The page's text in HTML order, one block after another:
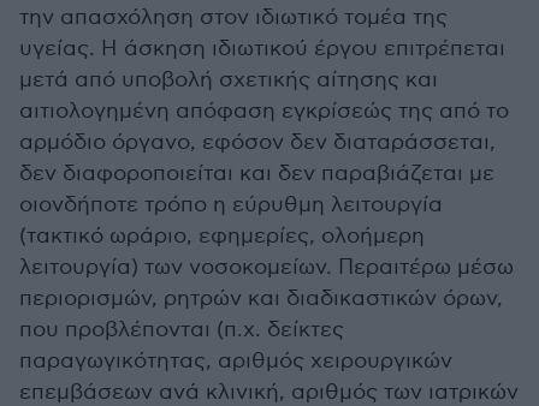
την απασχόληση στον ιδιωτικό τομέα της
υγείας. Η άσκηση ιδιωτικού έργου επιτρέπεται
μετά από υποβολή σχετικής αίτησης και
αιτιολογημένη απόφαση εγκρίσεώς της από το
αρμόδιο όργανο, εφόσον δεν διαταράσσεται,
δεν διαφοροποιείται και δεν παραβιάζεται με
οιονδήποτε τρόπο η εύρυθμη λειτουργία
(τακτικό ωράριο, εφημερίες, ολοήμερη
λειτουργία) των νοσοκομείων. Περαιτέρω μέσω
περιορισμών, ρητρών και διαδικαστικών όρων,
που προβλέπονται (π.χ. δείκτες
παραγωγικότητας, αριθμός χειρουργικών
επεμβάσεων ανά κλινική, αριθμός των ιατρικών